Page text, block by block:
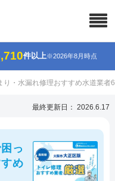
件以上※2026年8月時点
り・水漏れ修理おすすめ水道業
最終更新日： 2026.6.17
っ
め